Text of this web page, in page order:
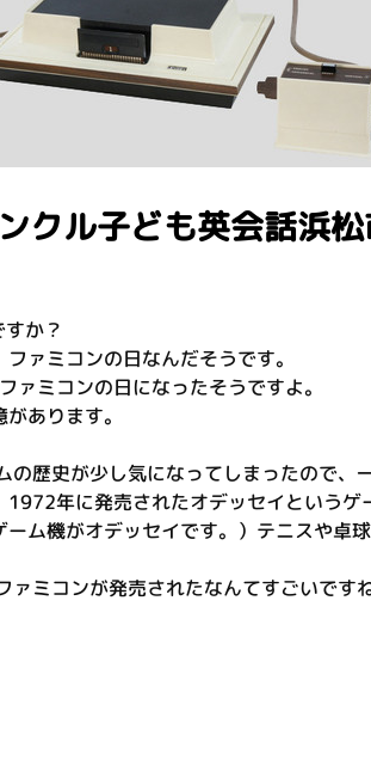
クル子ども英会話浜
か？
ァミコンの日なんだそうです。
ミコンの日になったそうですよ。
あります。
歴史が少し気になってしまったので、
年に発売されたオデッセイというゲ
ム機がオデッセイです。）テニスや卓
ミコンが発売されたなんてすごいです